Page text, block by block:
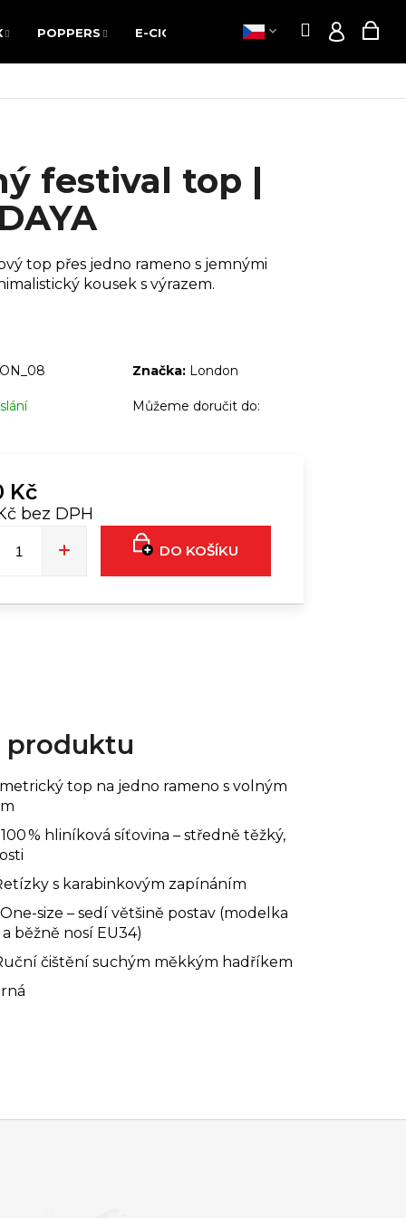
POPPERS E-CIGARETY VOUCHERY Hledat
VOUCHERY Hledat
festival top |
top přes jedno rameno s jemnými
kousek s výrazem.
Značka: London
Můžeme doručit do:
Kč
bez DPH
DO KOŠÍKU
produktu
top na jedno rameno s volným
100 % hliníková síťovina – středně těžký,
s karabinkovým zapínáním
size – sedí většině postav (modelka
a běžně nosí EU34)
čištění suchým měkkým hadříkem
Následující